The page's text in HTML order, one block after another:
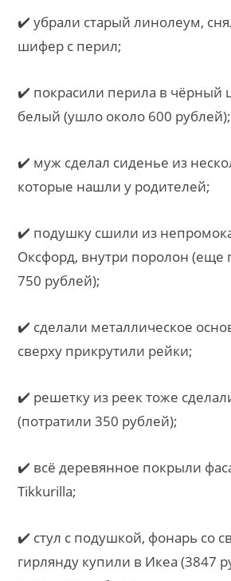
✔️ убрали старый линолеум,
шифер с перил;
✔️ покрасили перила в чёрный
белый (ушло около 600 рублей);
✔️ муж сделал сиденье из
которые нашли у родителей;
✔️ подушку сшили из
Оксфорд, внутри поролон (еще
750 рублей);
✔️ сделали металлическое
сверху прикрутили рейки;
✔️ решетку из реек тоже
(потратили 350 рублей);
✔️ всё деревянное покрыли
Tikkurilla;
✔️ стул с подушкой, фонарь со
гирлянду купили в Икеа (3847